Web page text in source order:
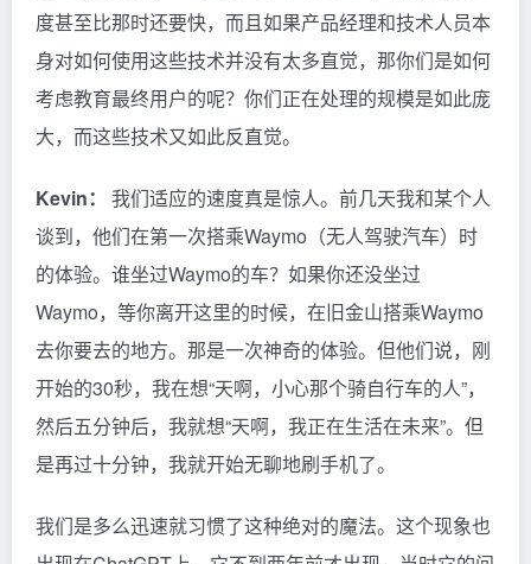
度甚至比那时还要快，而且如果产品经理和技术人员本
身对如何使用这些技术并没有太多直觉，那你们是如何
考虑教育最终用户的呢？你们正在处理的规模是如此庞
大，而这些技术又如此反直觉。
Kevin：
我们适应的速度真是惊人。前几天我和某个人
谈到，他们在第一次搭乘Waymo（无人驾驶汽车）时
的体验。谁坐过Waymo的车？如果你还没坐过
Waymo，等你离开这里的时候，在旧金山搭乘Waymo
去你要去的地方。那是一次神奇的体验。但他们说，刚
开始的30秒，我在想“天啊，小心那个骑自行车的人”，
然后五分钟后，我就想“天啊，我正在生活在未来”。但
是再过十分钟，我就开始无聊地刷手机了。
我们是多么迅速就习惯了这种绝对的魔法。这个现象也